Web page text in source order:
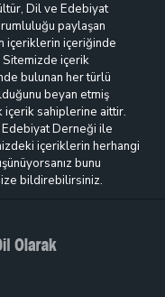
Dil ve Edebiyat
paylaşan
içeriklerin içeriğinde
içerik
bulunan her türlü
beyan etmiş
içerik sahiplerine aittir.
Derneği ile
içeriklerin herhangi
bunu
bildirebilirsiniz.